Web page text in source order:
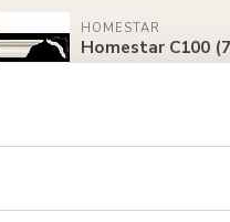
HOMESTAR
Homestar C100
Homestar SET